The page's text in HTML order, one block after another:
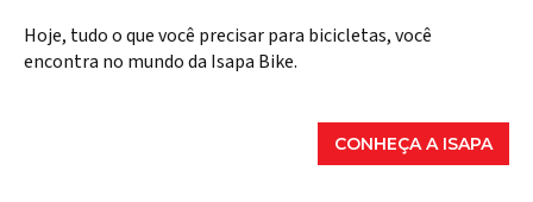
Hoje, tudo o que você precisar para bicicletas, você
encontra no mundo da Isapa Bike.
CONHEÇA A ISAPA